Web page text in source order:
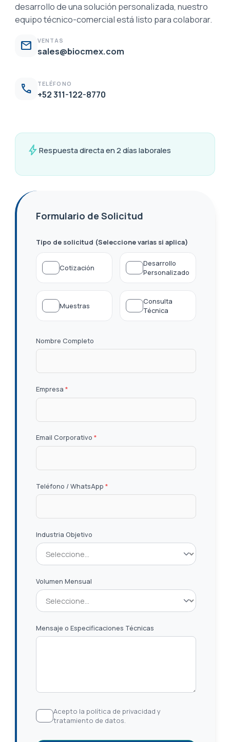
desarrollo de una solución personalizada, nuestro
equipo técnico-comercial está listo para colaborar.
mail VENTAS
sales@biocmex.com
phone TELÉFONO
+52 311-122-8770
boltRespuesta directa en 2 días laborales
Formulario de Solicitud
Tipo de solicitud (Seleccione varias si aplica)
Cotización
Desarrollo
Personalizado
Muestras
Consulta
Técnica
Nombre Completo
Empresa *
Email Corporativo *
Teléfono / WhatsApp *
Industria Objetivo
Volumen Mensual
Mensaje o Especificaciones Técnicas
Acepto la política de privacidad y
tratamiento de datos.